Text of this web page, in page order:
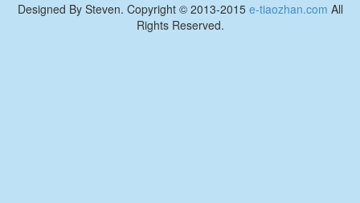
Designed By Steven. Copyright © 2013-2015 e-tiaozhan.com All
Rights Reserved.